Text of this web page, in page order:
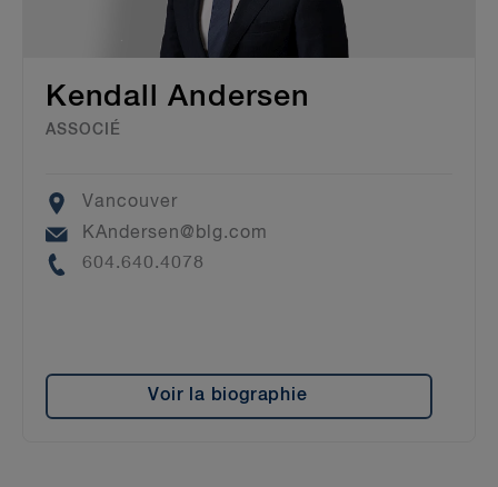
Kendall Andersen
ASSOCIÉ
Location
Vancouver
Email
KAndersen@blg.com
Phone
604.640.4078
Voir la biographie